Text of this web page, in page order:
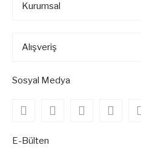
Kurumsal
Alışveriş
Sosyal Medya
E-Bülten